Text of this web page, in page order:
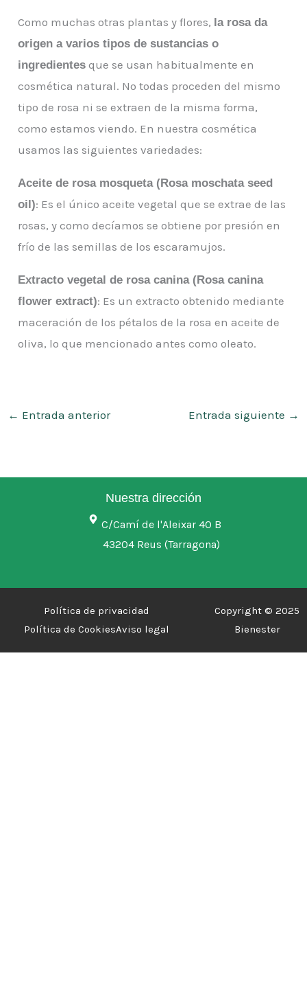
Como muchas otras plantas y flores, la rosa da
origen a varios tipos de sustancias o
ingredientes que se usan habitualmente en
cosmética natural. No todas proceden del mismo
tipo de rosa ni se extraen de la misma forma,
como estamos viendo. En nuestra cosmética
usamos las siguientes variedades:
Aceite de rosa mosqueta (Rosa moschata seed
oil): Es el único aceite vegetal que se extrae de las
rosas, y como decíamos se obtiene por presión en
frío de las semillas de los escaramujos.
Extracto vegetal de rosa canina (Rosa canina
flower extract): Es un extracto obtenido mediante
maceración de los pétalos de la rosa en aceite de
oliva, lo que mencionado antes como oleato.
← Entrada anterior Entrada siguiente →
Nuestra dirección
C/Camí de l'Aleixar 40 B
43204 Reus (Tarragona)
Política de privacidad
Política de CookiesAviso legal
Copyright © 2025
Bienester